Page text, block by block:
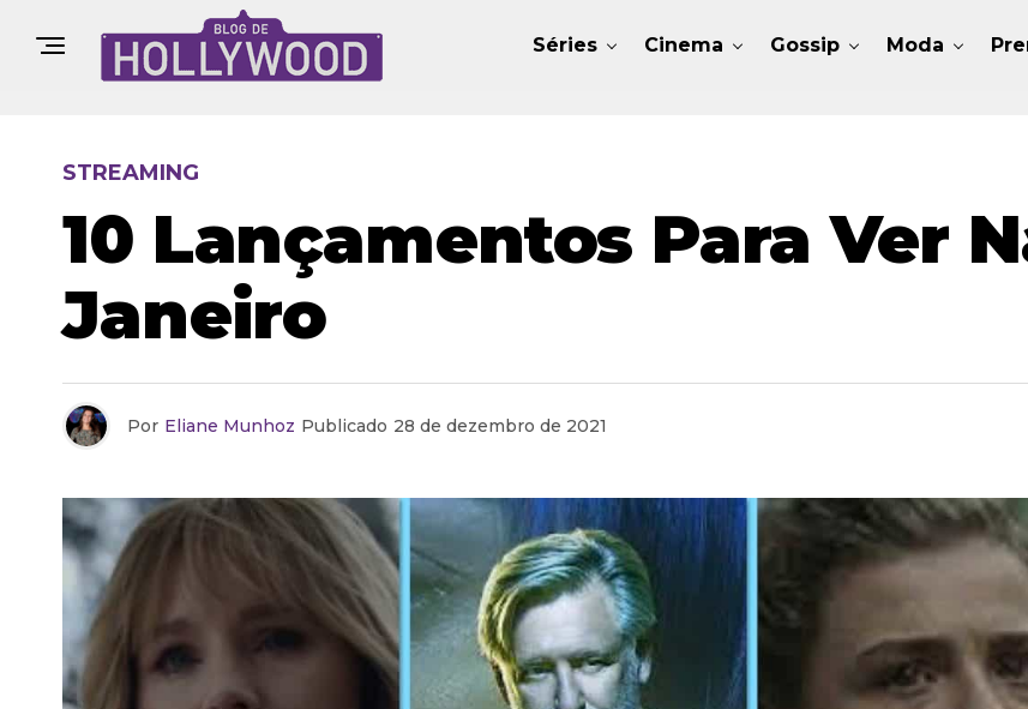
Séries Cinema Gossip Moda
STREAMING
10 Lançamentos Para Ver
Janeiro
Por Eliane Munhoz Publicado 28 de dezembro de 2021